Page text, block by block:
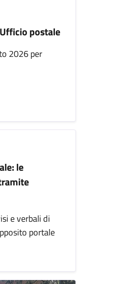
postale
2026 per
le
e verbali di
portale